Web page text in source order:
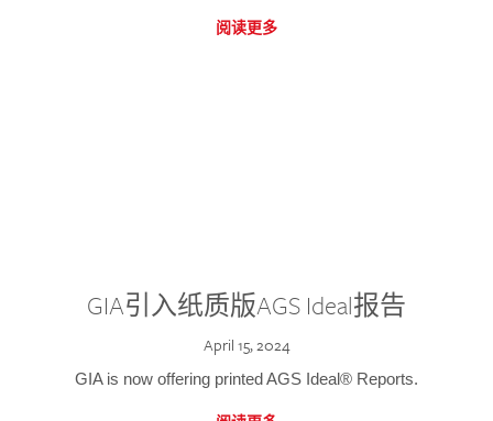
阅读更多
GIA引入纸质版AGS Ideal报告
April 15, 2024
GIA is now offering printed AGS Ideal® Reports.